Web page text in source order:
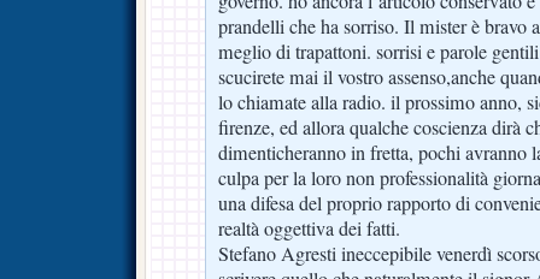
prandelli che ha sorriso. Il mister è bravo
meglio di trapattoni. sorrisi e parole
scucirete mai il vostro assenso,anche
lo chiamate alla radio. il prossimo anno,
firenze, ed allora qualche coscienza dirà
dimenticheranno in fretta, pochi avranno
culpa per la loro non professionalità
una difesa del proprio rapporto di
realtà oggettiva dei fatti.
Stefano Agresti ineccepibile venerdì